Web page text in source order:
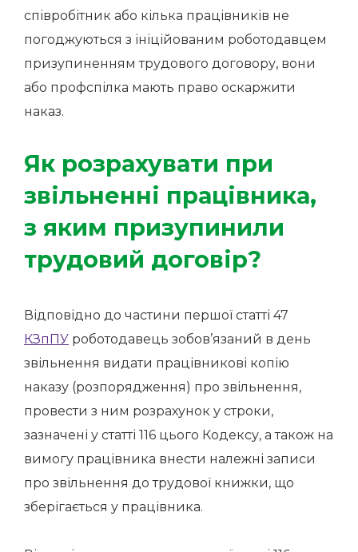
співробітник або кілька працівників не
погоджуються з ініційованим роботодавцем
призупиненням трудового договору, вони
або профспілка мають право оскаржити
наказ.
Як розрахувати при
звільненні працівника,
з яким призупинили
трудовий договір?
Відповідно до частини першої статті 47
КЗпПУ роботодавець зобов’язаний в день
звільнення видати працівникові копію
наказу (розпорядження) про звільнення,
провести з ним розрахунок у строки,
зазначені у статті 116 цього Кодексу, а також на
вимогу працівника внести належні записи
про звільнення до трудової книжки, що
зберігається у працівника.